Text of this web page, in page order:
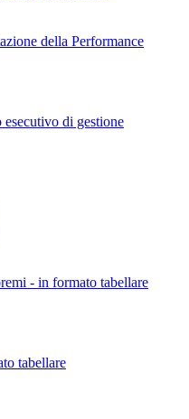
della Performance
di gestione
- in formato tabellare
tabellare